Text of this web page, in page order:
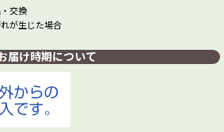
交換
が生じた場合
届け時期について